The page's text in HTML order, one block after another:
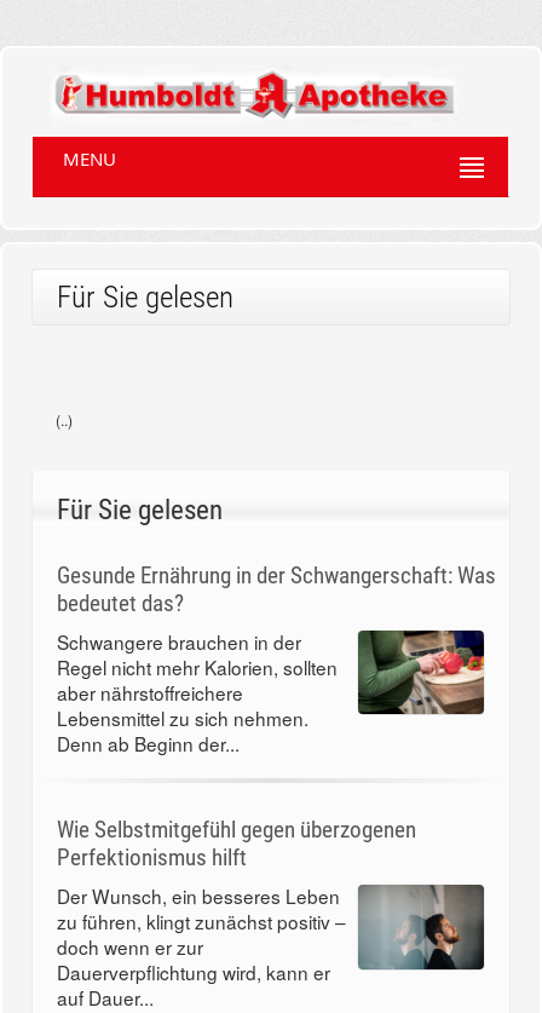
MENU
Für Sie gelesen
(..)
Für Sie gelesen
Gesunde Ernährung in der Schwangerschaft: Was
bedeutet das?
Schwangere brauchen in der
Regel nicht mehr Kalorien, sollten
aber nährstoffreichere
Lebensmittel zu sich nehmen.
Denn ab Beginn der...
Wie Selbstmitgefühl gegen überzogenen
Perfektionismus hilft
Der Wunsch, ein besseres Leben
zu führen, klingt zunächst positiv –
doch wenn er zur
Dauerverpflichtung wird, kann er
auf Dauer...